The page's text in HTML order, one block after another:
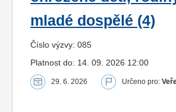
mladé dospělé (4)
Číslo výzvy: 085
Platnost do: 14. 09. 2026 12:00
29. 6. 2026 Určeno pro: